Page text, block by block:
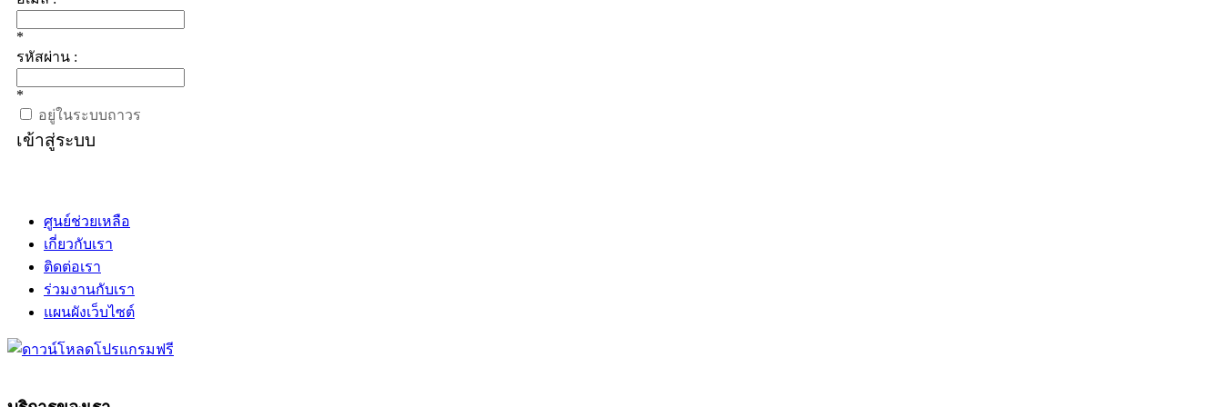
*
รหัสผ่าน :
*
อยู่ในระบบถาวร
เข้าสู่ระบบ
ศูนย์ช่วยเหลือ
เกี่ยวกับเรา
ติดต่อเรา
ร่วมงานกับเรา
แผนผังเว็บไซต์